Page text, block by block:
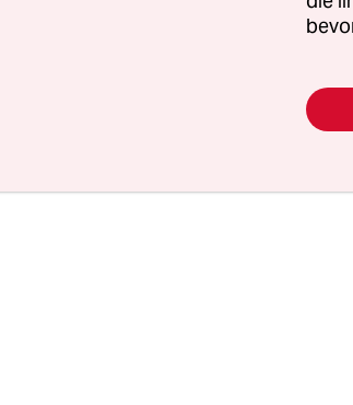
„Und die anderen hier auch